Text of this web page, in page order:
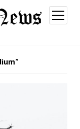
Menü
öffnen